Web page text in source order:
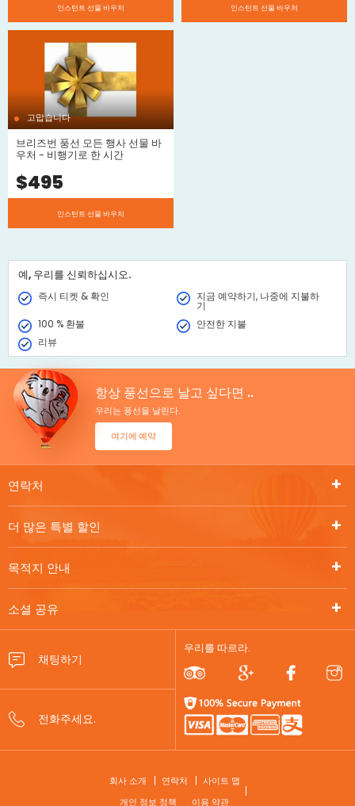
인스턴트 선물 바우처 인스턴트 선물 바우처
고맙습니다
브리즈번 풍선 모든 행사 선물 바
우처 - 비행기로 한 시간
$495
인스턴트 선물 바우처
예, 우리를 신뢰하십시오.
즉시 티켓 & 확인 지금 예약하기, 나중에 지불하
기
100 % 환불
안전한 지불
리뷰
항상 풍선으로 날고 싶다면 ..
우리는 풍선을 날린다.
여기에 예약
더 많은 특별 할인
목적지 안내
소셜 공유
연락처
우리를 따르라.
회사 소개 연락처
사이트 맵
개인 정보 정책
이용 약관